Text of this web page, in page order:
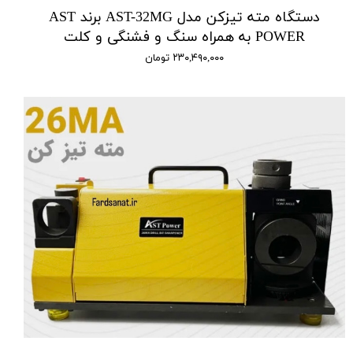
دستگاه مته تیزکن مدل AST-32MG برند AST
POWER به همراه سنگ و فشنگی و کلت
۲۳۰,۴۹۰,۰۰۰ تومان